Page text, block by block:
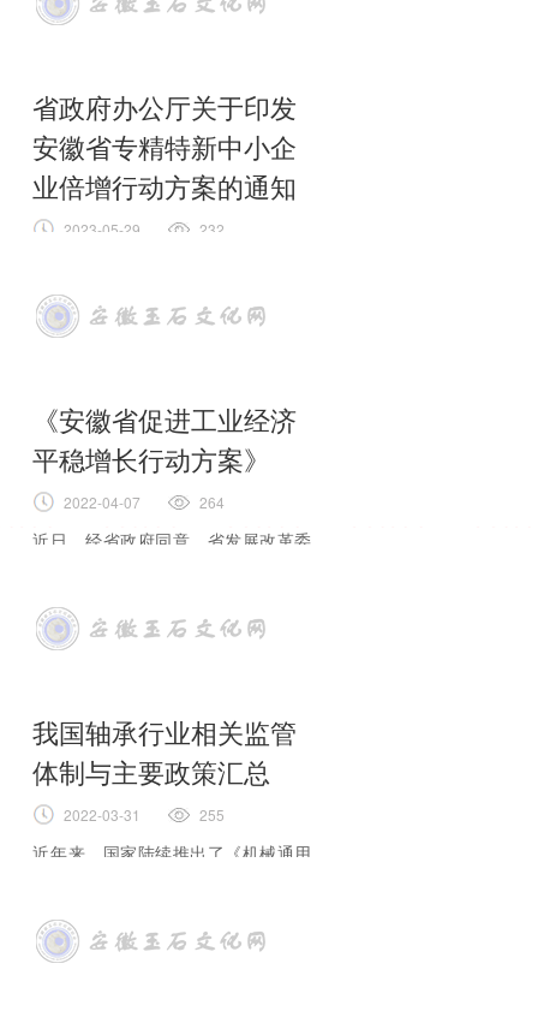
控和经济社会发展，近日，省政府办
省政府办公厅关于印发
安徽省专精特新中小企
业倍增行动方案的通知
2023-05-29 232
《安徽省促进工业经济
平稳增长行动方案》
2022-04-07 264
近日，经省政府同意，省发展改革委
济平稳增长行动方案》（以下简称
《行动方案》）， 全文
我国轴承行业相关监管
体制与主要政策汇总
2022-03-31 255
近年来，国家陆续推出了《机械通用
文